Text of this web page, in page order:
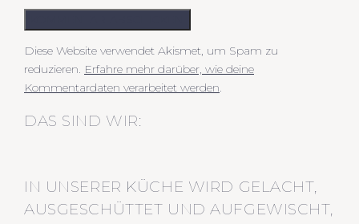
Diese Website verwendet Akismet, um Spam zu
reduzieren. Erfahre mehr darüber, wie deine
Kommentardaten verarbeitet werden.
DAS SIND WIR:
IN UNSERER KÜCHE WIRD GELACHT,
AUSGESCHÜTTET UND AUFGEWISCHT,